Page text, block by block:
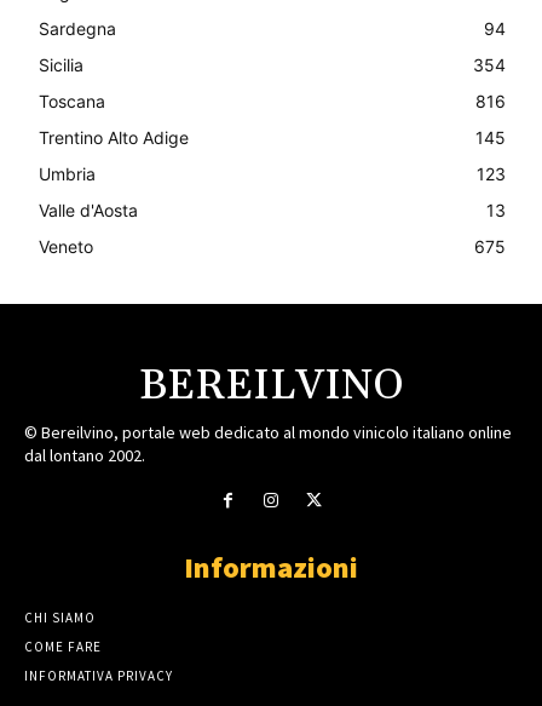
Sardegna
94
Sicilia
354
Toscana
816
Trentino Alto Adige
145
Umbria
123
Valle d'Aosta
13
Veneto
675
BEREILVINO
© Bereilvino, portale web dedicato al mondo vinicolo italiano online
dal lontano 2002.
Informazioni
CHI SIAMO
COME FARE
INFORMATIVA PRIVACY